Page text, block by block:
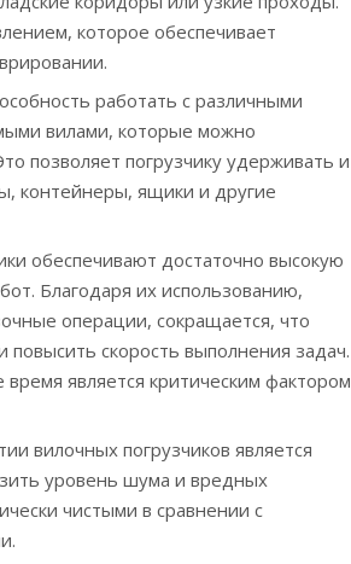
которое обеспечивает
работать с различными
вилами, которые можно
позволяет погрузчику удерживать и
контейнеры, ящики и другие
обеспечивают достаточно высокую
Благодаря их использованию,
операции, сокращается, что
скорость выполнения задач.
является критическим фактором
вилочных погрузчиков является
уровень шума и вредных
чистыми в сравнении с